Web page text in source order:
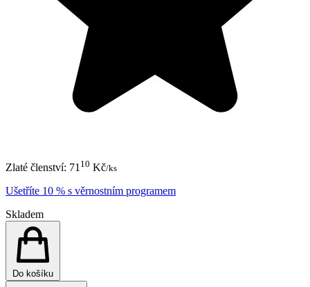
Zlaté členství: 71 10 Kč/ks
Ušetříte 10 % s věrnostním programem
Skladem
Do košíku